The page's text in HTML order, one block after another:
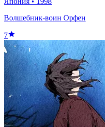
Волшебник-воин Орфен
7